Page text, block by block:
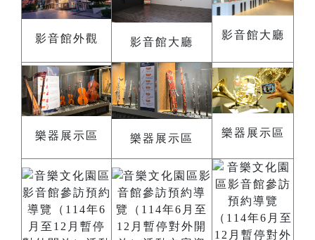
影音館外觀 影音館大廳
影音館大廳
樂器展示區 樂器展示區 樂器展示區